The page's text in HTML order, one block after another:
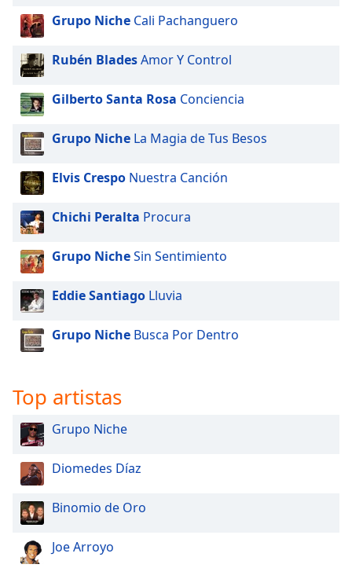
Opacity
Caption
Area
Background
Color
Opacity
Font
Text
Edge
Reset
Done
Close
Modal
End
dialog
window.
Grupo Niche Cali Pachanguero
Rubén BladesAmor Y Control
Gilberto Santa Rosa Conciencia
Grupo Niche La Magia de Tus Besos
Elvis Crespo Nuestra Canción
Chichi Peralta Procura
Grupo NicheSin Sentimiento
Eddie Santiago Lluvia
Grupo Niche Busca Por Dentro
Top artistas
Grupo Niche
Diomedes Díaz
Binomio de Oro
Joe Arroyo